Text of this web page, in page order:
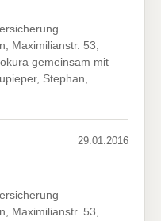
Maximilianstr. 53,
gemeinsam mit
Stephan,
29.01.2016
Maximilianstr. 53,